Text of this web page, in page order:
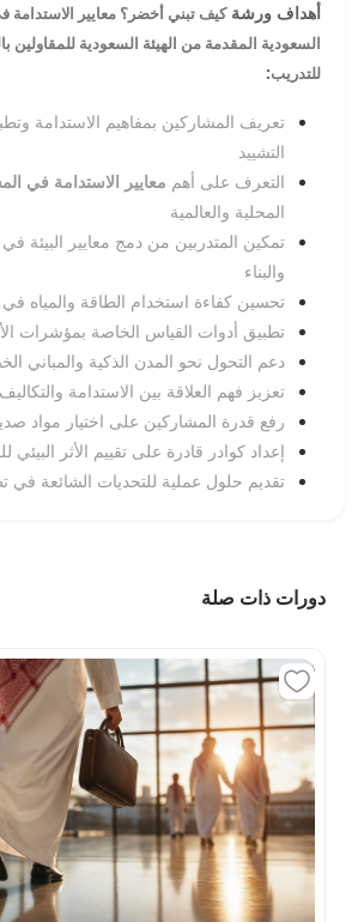
أهداف ورشةكيف تبني أخضر؟ معايير الاستدامة
السعودية المقدمة من الهيئة السعودية للمقاولين
للتدريب:
تعريف المشاركين بمفاهيم الاستدامة
التشييد
التعرف على أهم معايير الاستدامة في
المحلية والعالمية
تمكين المتدربين من دمج معايير البيئة
والبناء
تحسين كفاءة استخدام الطاقة والمياه في
تطبيق أدوات القياس الخاصة بمؤشرات
دعم التحول نحو المدن الذكية والمباني
تعزيز فهم العلاقة بين الاستدامة
رفع قدرة المشاركين على اختيار مواد
إعداد كوادر قادرة على تقييم الأثر
تقديم حلول عملية للتحديات الشائعة في
دورات ذات صلة